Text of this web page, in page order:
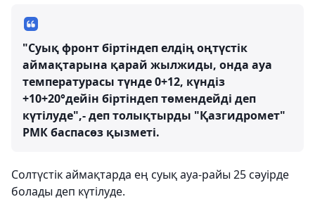
"Суық фронт біртіндеп елдің оңтүстік
аймақтарына қарай жылжиды, онда ауа
температурасы түнде 0+12, күндіз
+10+20°дейін біртіндеп төмендейді деп
күтілуде",- деп толықтырды "Қазгидромет"
РМК баспасөз қызметі.
Солтүстік аймақтарда ең суық ауа-райы 25 сәуірде
болады деп күтілуде.